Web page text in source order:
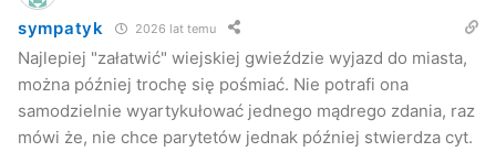
sympatyk 2026 lat temu
Najlepiej "załatwić" wiejskiej gwieździe wyjazd do miasta,
można później trochę się pośmiać. Nie potrafi ona
samodzielnie wyartykułować jednego mądrego zdania, raz
mówi że, nie chce parytetów jednak później stwierdza cyt.